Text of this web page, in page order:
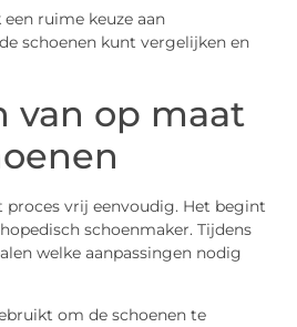
ruime keuze aan
schoenen kunt vergelijken en
van op maat
vrij eenvoudig. Het begint
schoenmaker. Tijdens
welke aanpassingen nodig
om de schoenen te